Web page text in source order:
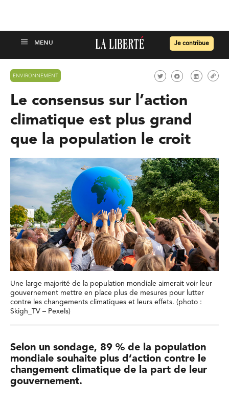
Je contribue
ENVIRONNEMENT
Le consensus sur l’action
climatique est plus grand
que la population le croit
Une large majorité de la population mondiale aimerait voir leur
gouvernement mettre en place plus de mesures pour lutter
contre les changements climatiques et leurs effets. (photo :
Skigh_TV – Pexels)
Selon un sondage, 89 % de la population
mondiale souhaite plus d’action contre le
changement climatique de la part de leur
gouvernement.